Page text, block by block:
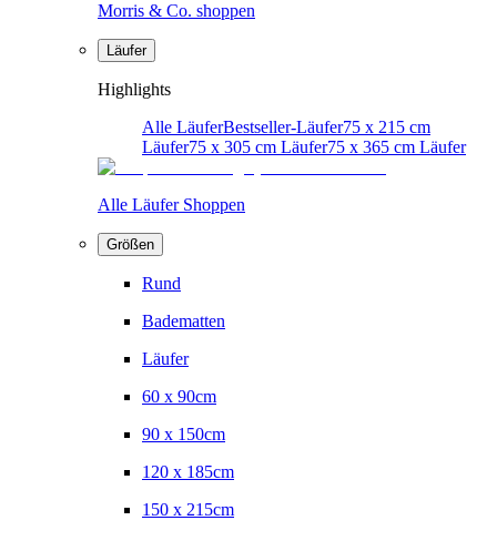
Morris & Co. shoppen
Läufer
Highlights
Alle LäuferBestseller-Läufer75 x 215 cm
Läufer75 x 305 cm Läufer75 x 365 cm Läufer
Alle Läufer Shoppen
Größen
Rund
Badematten
Läufer
60 x 90cm
90 x 150cm
120 x 185cm
150 x 215cm